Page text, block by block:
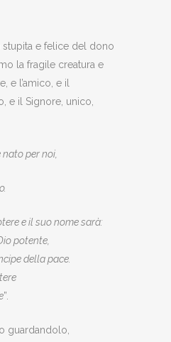
stupita e felice del dono
la fragile creatura e
e l’amico, e il
e il Signore, unico,
per noi,
e il suo nome sarà:
potente,
della pace.
”.
guardandolo,